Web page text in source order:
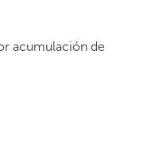
acumulación de